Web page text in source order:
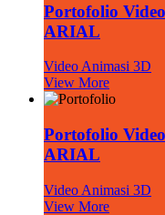
Portofolio
ARIAL
Video Animasi 3D
View More
Portofolio
ARIAL
Video Animasi 3D
View More